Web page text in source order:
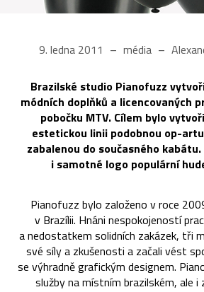
9. ledna 2011 média
Brazilské studio Pianofuzz
módních doplňků a licencovaných
pobočku MTV. Cílem bylo
estetickou linii podobnou op-
zabalenou do současného
i samotné logo populární
Pianofuzz bylo založeno v roce
v Brazílii. Hnáni nespokojeností
a nedostatkem solidních zakázek, tři
své síly a zkušenosti a začali vést
se výhradně grafickým designem.
služby na místním brazilském, ale i